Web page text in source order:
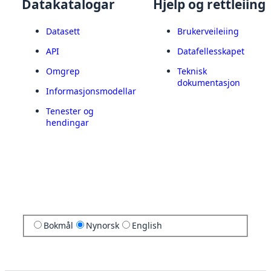
Datakatalogar
Datasett
API
Omgrep
Informasjonsmodellar
Tenester og
hendingar
Hjelp og rettleiing
Brukerveileiing
Datafellesskapet
Teknisk
dokumentasjon
Bokmål Nynorsk English